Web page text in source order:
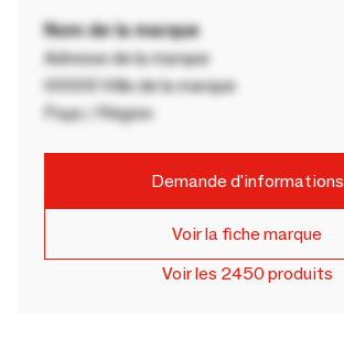
Nom de la marque
Adresse de la marque
00000 Ville de la marque
Pays / Région
Demande d'informations
Voir la fiche marque
Voir les 2450 produits